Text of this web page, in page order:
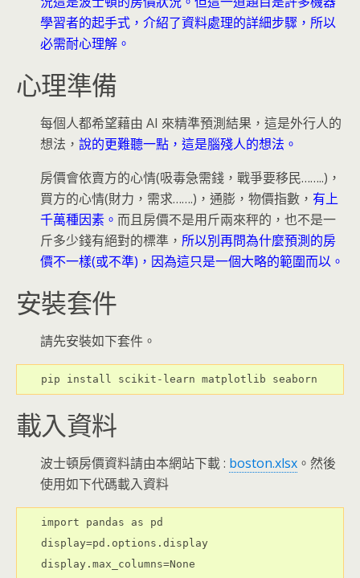
學習者的起手式，介紹了資料處理的詳細步驟，所以
必需耐心理解。
心理準備
每個人都希望藉由 AI 來精準預測結果，這是外行人的
想法， 說的更難聽一點，這是腦殘人的想法。
房價會依賣方的心情(吸毒急需錢，戰爭要移民……..)，
買方的心情(財力，需求…….)，通膨，物價指數， 有上
千萬種因素。 而且房價不是用斤兩來秤的，也不是一
斤多少錢有絕對的標準， 所以別再問為什麼預測的房
價不一樣(或不準)，因為這只是一個大略的範圍而以。
安裝套件
請先安裝如下套件。
pip install scikit-learn matplotlib seaborn
載入資料
波士頓房價資料請由本網站下載 : boston.xlsx 。然後
使用如下代碼載入資料
import pandas as pd
display=pd.options.display
display.max_columns=None